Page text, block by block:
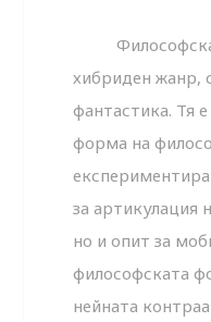
хибриден жанр,
фантастика. Тя
форма на
за артикулация
но и опит за
философската
нейната